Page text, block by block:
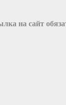
на сайт